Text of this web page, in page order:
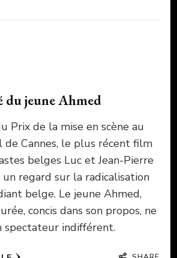
du jeune Ahmed
Prix de la mise en scène au
de Cannes, le plus récent film
belges Luc et Jean-Pierre
un regard sur la radicalisation
belge. Le jeune Ahmed,
concis dans son propos, ne
spectateur indifférent.